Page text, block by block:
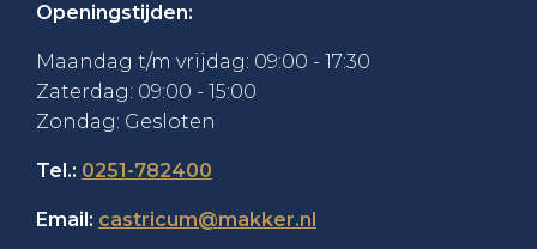
Openingstijden:
Maandag t/m vrijdag: 09:00 - 17:30
Zaterdag: 09:00 - 15:00
Zondag: Gesloten
Tel.: 0251-782400
Email: castricum@makker.nl